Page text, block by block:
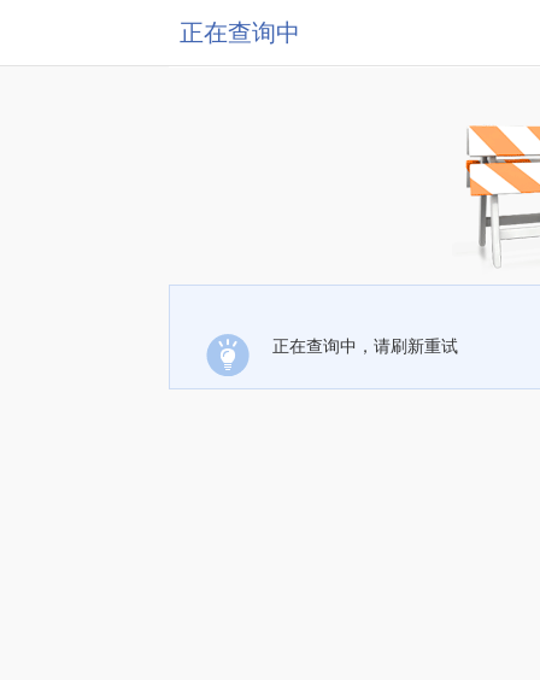
正在查询中
正在查询中，请刷新重试